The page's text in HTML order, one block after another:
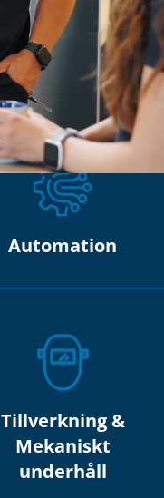
Elkraft
Automation
Tillverkning &
Mekaniskt
underhåll